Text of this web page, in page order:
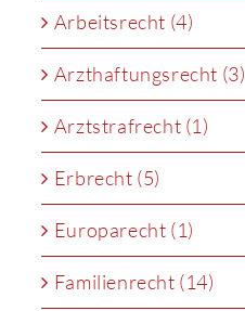
Arbeitsrecht (4)
Arzthaftungsrecht (3)
Arztstrafrecht (1)
Erbrecht (5)
Europarecht (1)
Familienrecht (14)